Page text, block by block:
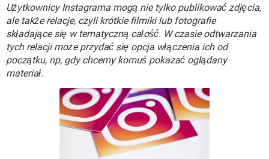
WINDOWS 10
INSTAGRAM FACEBOOK
WINDOWS 10
GRY WHATSAPP
SPOTIFY NETFLIX
INSTAGRAM FACEBOOK
WINDOWS 10
COVID-19 TIKTOK
GRY WHATSAPP
SPOTIFY NETFLIX
INSTAGRAM
Użytkownicy Instagrama mogą nie tylko publikować zdjęcia,
ale także relacje, czyli krótkie filmiki lub fotografie
składające się w tematyczną całość. W czasie odtwarzania
tych relacji może przydać się opcja włączenia ich od
początku, np, gdy chcemy komuś pokazać oglądany
materiał.